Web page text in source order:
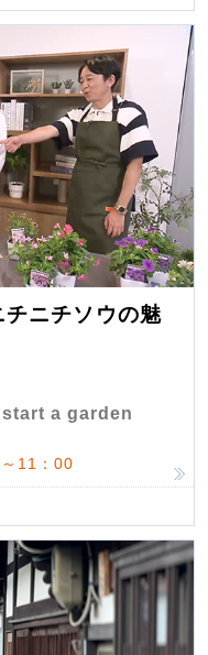
ニチソウの魅
start a garden
11：00